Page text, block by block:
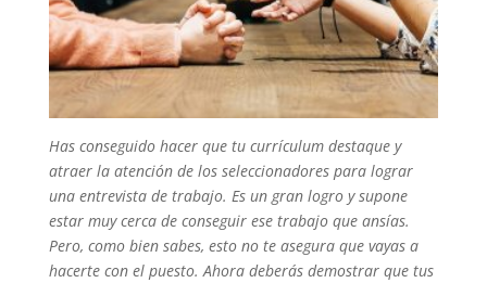
Has conseguido hacer que tu currículum destaque y
atraer la atención de los seleccionadores para lograr
una entrevista de trabajo. Es un gran logro y supone
estar muy cerca de conseguir ese trabajo que ansías.
Pero, como bien sabes, esto no te asegura que vayas a
hacerte con el puesto. Ahora deberás demostrar que tus